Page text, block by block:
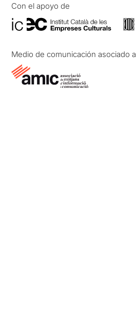
Con el apoyo de
Medio de comunicación asociado a